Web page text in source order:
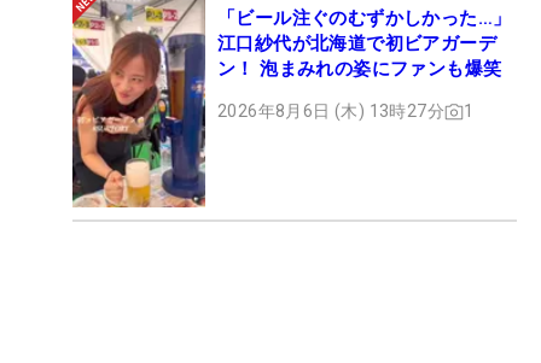
「ビール注ぐのむずかしかった…」
江口紗代が北海道で初ビアガーデ
ン！ 泡まみれの姿にファンも爆笑
2026年8月6日 (木) 13時27分 1